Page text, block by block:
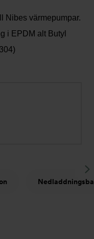
Nibes värmepumpar.
i EPDM alt Butyl